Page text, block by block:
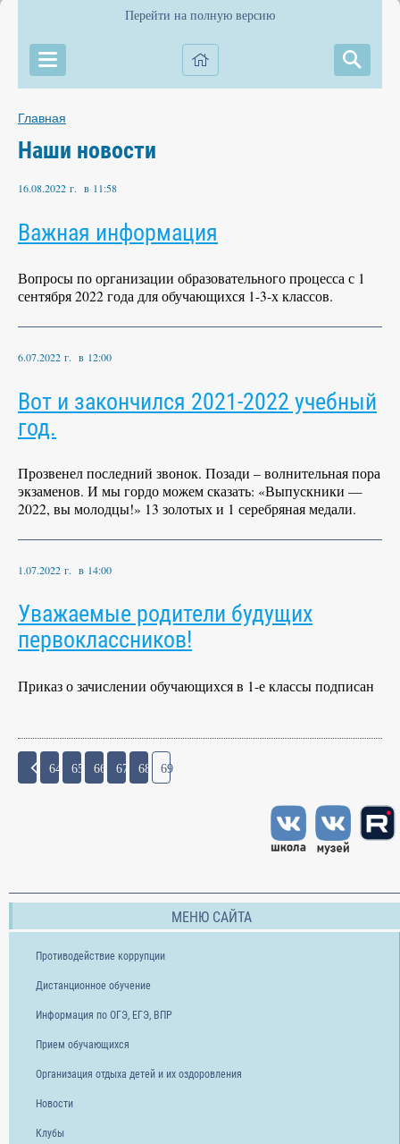
Перейти на полную версию
Главная
Наши новости
16.08.2022 г. в 11:58
Важная информация
Вопросы по организации образовательного процесса с 1
сентября 2022 года для обучающихся 1-3-х классов.
6.07.2022 г. в 12:00
Вот и закончился 2021-2022 учебный
год.
Прозвенел последний звонок. Позади – волнительная пора
экзаменов. И мы гордо можем сказать: «Выпускники —
2022, вы молодцы!» 13 золотых и 1 серебряная медали.
1.07.2022 г. в 14:00
Уважаемые родители будущих
первоклассников!
Приказ о зачислении обучающихся в 1-е классы подписан
64 65 66 67 68 69
МЕНЮ САЙТА
Противодействие коррупции
Дистанционное обучение
Информация по ОГЭ, ЕГЭ, ВПР
Прием обучающихся
Организация отдыха детей и их оздоровления
Новости
Клубы